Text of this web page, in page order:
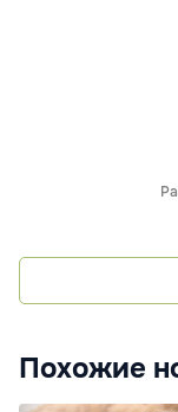
Похожие